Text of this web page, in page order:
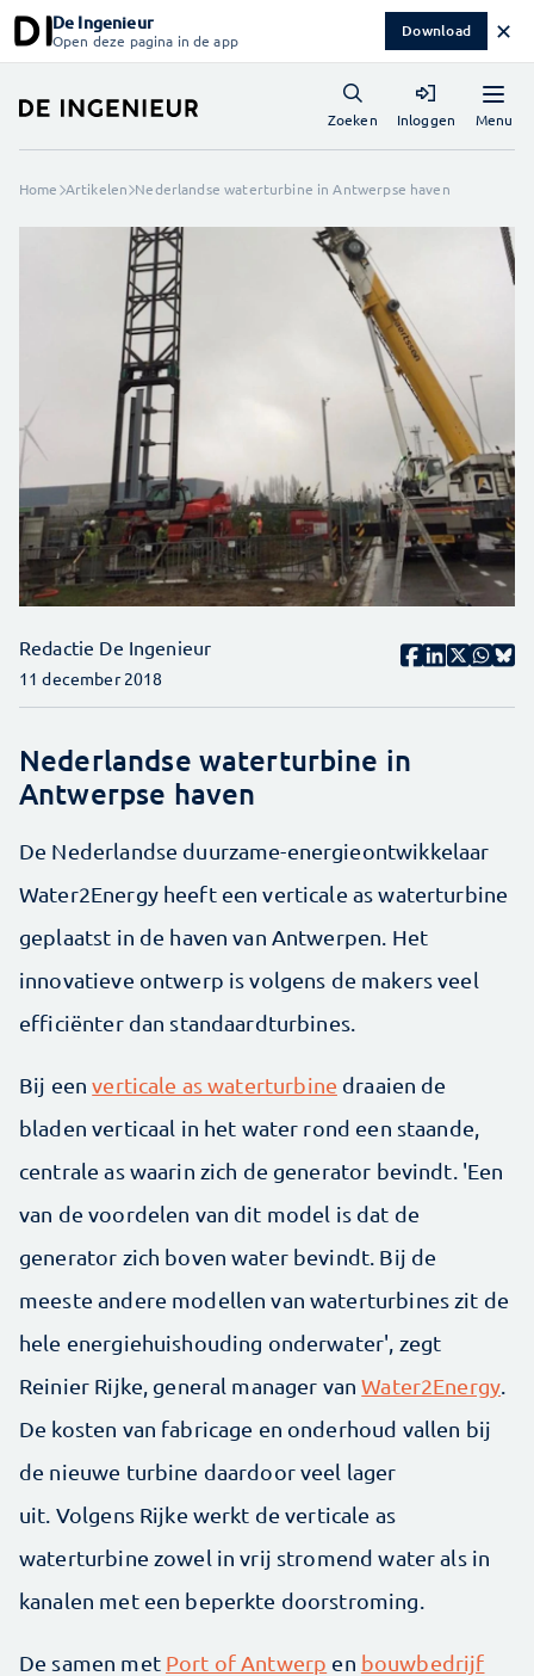
De Ingenieur
Open deze pagina in de app Download ✕
Menu
Zoeken Inloggen
Home Artikelen Nederlandse waterturbine in Antwerpse haven
Redactie De Ingenieur
11 december 2018
Nederlandse waterturbine in
Antwerpse haven
De Nederlandse duurzame-energieontwikkelaar
Water2Energy heeft een verticale as waterturbine
geplaatst in de haven van Antwerpen. Het
innovatieve ontwerp is volgens de makers veel
efficiënter dan standaardturbines.
Bij eenverticale as waterturbine draaien de
bladen verticaal in het water rond een staande,
centrale as waarin zich de generator bevindt. 'Een
van de voordelen van dit model is dat de
generator zich boven water bevindt. Bij de
meeste andere modellen van waterturbines zit de
hele energiehuishouding onderwater', zegt
Reinier Rijke, general manager vanWater2Energy
De kosten van fabricage en onderhoud vallen bij
de nieuwe turbine daardoor veel lager
uit. Volgens Rijke werkt de verticale as
waterturbine zowel in vrij stromend water als in
kanalen met een beperkte doorstroming.
De samen met Port of Antwerp en bouwbedrijf